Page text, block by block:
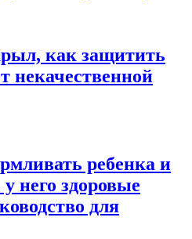
как защитить
некачественной
ребенка и
него здоровые
для